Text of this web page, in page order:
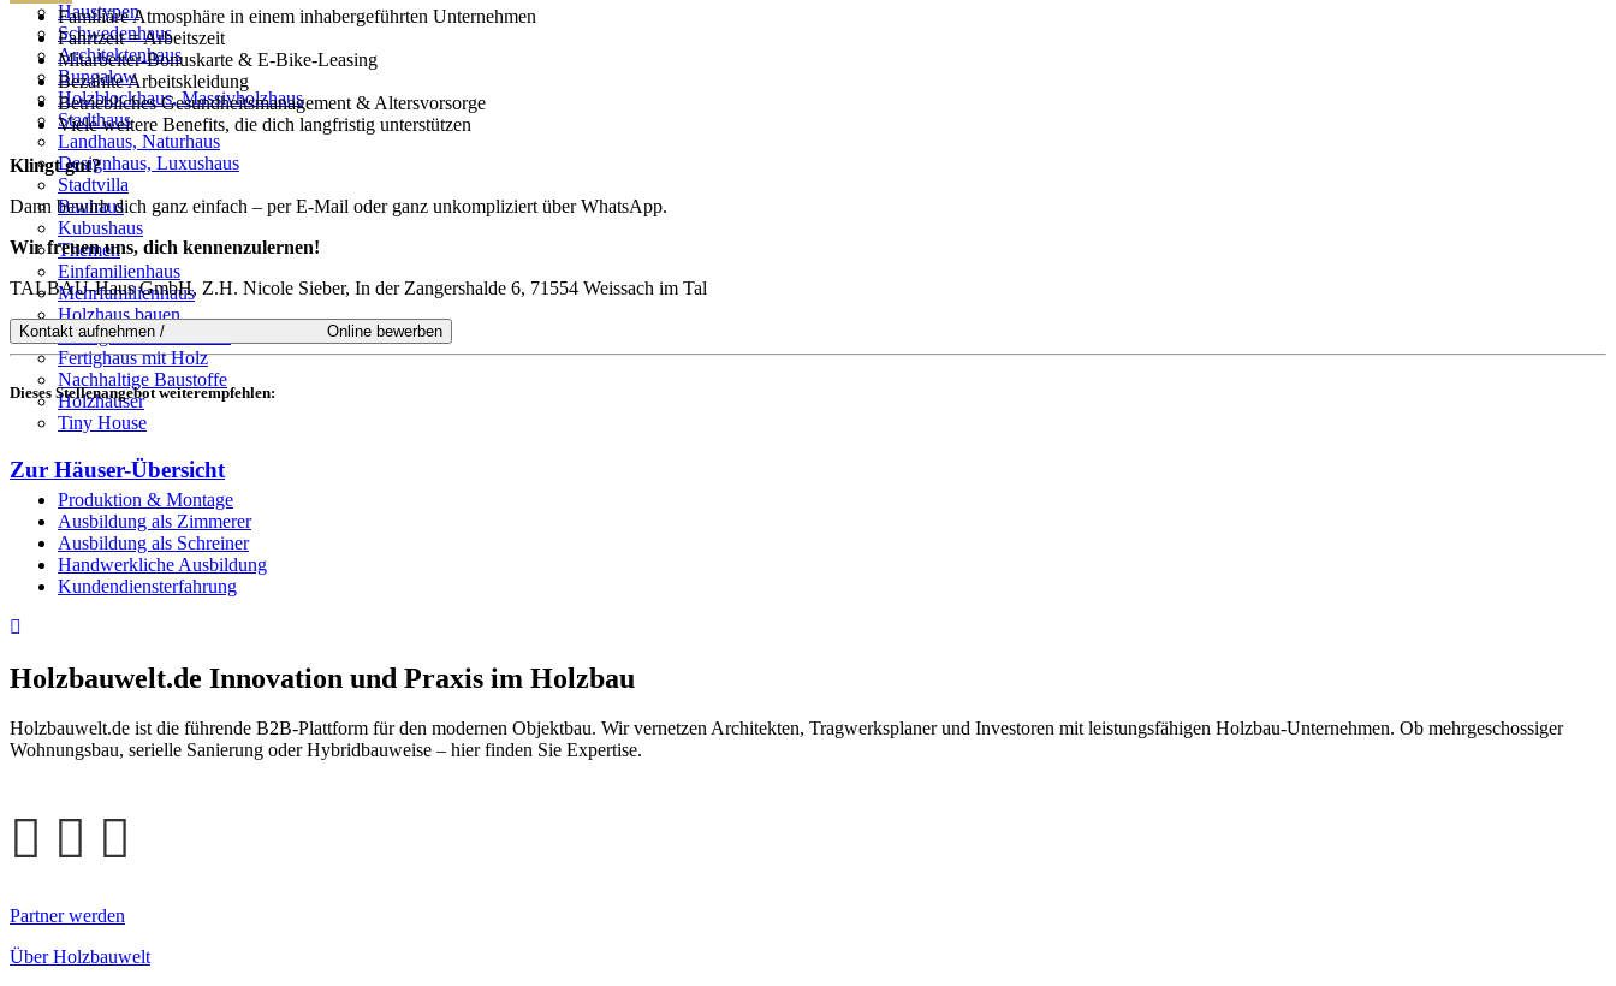
Haustypen
Schwedenhaus
Architektenhaus
Bungalow
Holzblockhaus, Massivholzhaus
Stadthaus
Landhaus, Naturhaus
Designhaus, Luxushaus
Stadtvilla
Bauhaus
Kubushaus
Themen
Einfamilienhaus
Mehrfamilienhaus
Holzhaus bauen
Mehrgenerationenhaus
Fertighaus mit Holz
Nachhaltige Baustoffe
Holzhäuser
Tiny House
Zur Häuser-Übersicht
Familiäre Atmosphäre in einem inhabergeführten Unternehmen
Fahrtzeit = Arbeitszeit
Mitarbeiter-Bonuskarte & E-Bike-Leasing
Bezahlte Arbeitskleidung
Betriebliches Gesundheitsmanagement & Altersvorsorge
Viele weitere Benefits, die dich langfristig unterstützen
Klingt gut?
Dann bewirb dich ganz einfach – per E-Mail oder ganz unkompliziert über WhatsApp.
Wir freuen uns, dich kennenzulernen!
TALBAU-Haus GmbH, Z.H. Nicole Sieber, In der Zangershalde 6, 71554 Weissach im Tal
Dieses Stellenangebot weiterempfehlen:
Produktion & Montage
Ausbildung als Zimmerer
Ausbildung als Schreiner
Handwerkliche Ausbildung
Kundendiensterfahrung
Holzbauwelt.de Innovation und Praxis im Holzbau
Holzbauwelt.de ist die führende B2B-Plattform für den modernen Objektbau. Wir vernetzen Architekten, Tragwerksplaner und Investoren mit leistungsfähigen Holzbau-Unternehmen. Ob mehrgeschossiger
Wohnungsbau, serielle Sanierung oder Hybridbauweise – hier finden Sie Expertise.
Partner werden
Über Holzbauwelt